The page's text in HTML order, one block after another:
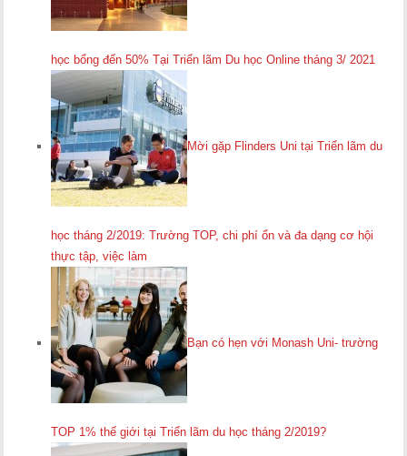
học bổng đến 50% Tại Triển lãm Du học Online tháng 3/ 2021
Mời gặp Flinders Uni tại Triển lãm du
học tháng 2/2019: Trường TOP, chi phí ổn và đa dạng cơ hội
thực tập, việc làm
Bạn có hẹn với Monash Uni- trường
TOP 1% thế giới tại Triển lãm du học tháng 2/2019?